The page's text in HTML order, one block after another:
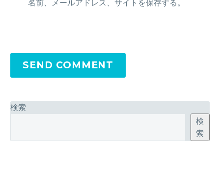
名前、メールアドレス、サイトを保存する。
SEND COMMENT
検索
検
索